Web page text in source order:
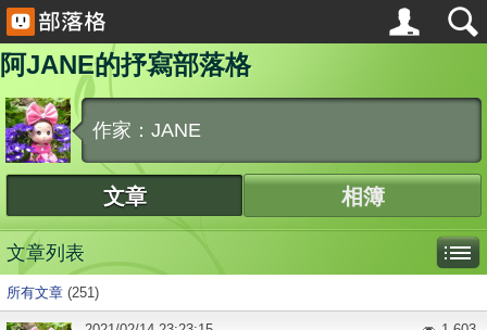
阿JANE的抒寫部落格
作家：JANE
文章 相簿
文章列表
所有文章 (251)